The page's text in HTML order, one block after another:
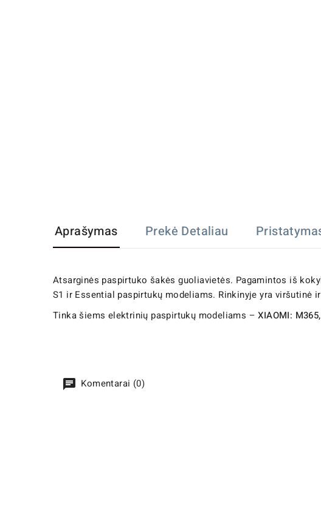
Aprašymas Prekė Detaliau
Atsarginės paspirtuko šakės guoliavietės. Pagamintos iš
S1 ir Essential paspirtukų modeliams. Rinkinyje yra viršutinė
Tinka šiems elektrinių paspirtukų modeliams –XIAOMI:
Komentarai (0)